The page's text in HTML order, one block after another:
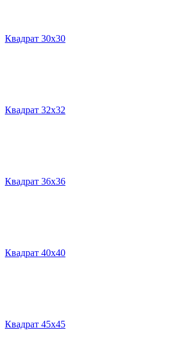
Квадрат 30х30
Квадрат 32х32
Квадрат 36х36
Квадрат 40х40
Квадрат 45х45